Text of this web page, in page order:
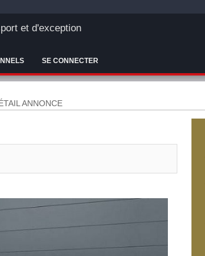
et d'exception
SE CONNECTER
ANNONCE